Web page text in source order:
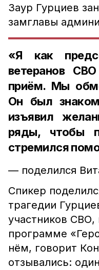
Заур Гурциев
замглавы
«Я как
ветеранов
приём. Мы
Он был
изъявил
ряды, чтобы
стремился
— поделился
Спикер
трагедии
участников СВО,
программе
нём, говорит
отзывались: